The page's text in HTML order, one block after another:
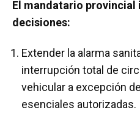
El mandatario
decisiones:
Extender la alarma
interrupción total de
vehicular a excepción
esenciales autorizadas.